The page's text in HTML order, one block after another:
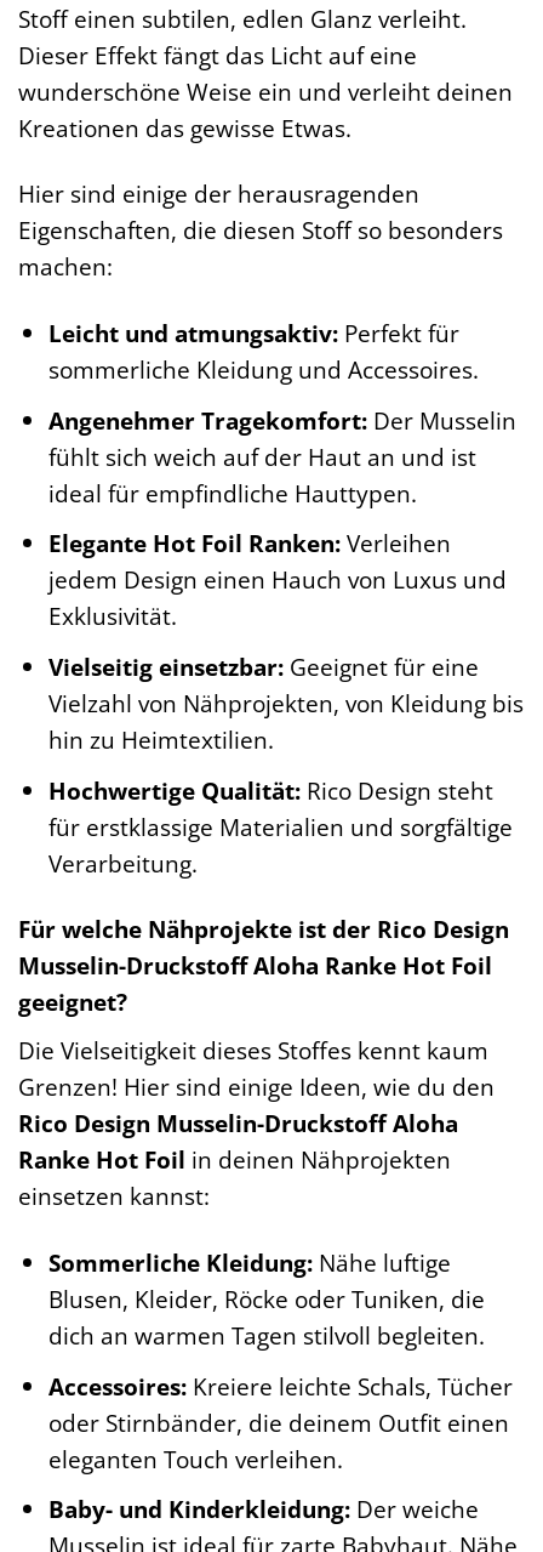
Stoff einen subtilen, edlen Glanz verleiht.
Dieser Effekt fängt das Licht auf eine
wunderschöne Weise ein und verleiht deinen
Kreationen das gewisse Etwas.
Hier sind einige der herausragenden
Eigenschaften, die diesen Stoff so besonders
machen:
Leicht und atmungsaktiv:Perfekt für
sommerliche Kleidung und Accessoires.
Angenehmer Tragekomfort:Der Musselin
fühlt sich weich auf der Haut an und ist
ideal für empfindliche Hauttypen.
Elegante Hot Foil Ranken:Verleihen
jedem Design einen Hauch von Luxus und
Exklusivität.
Vielseitig einsetzbar:Geeignet für eine
Vielzahl von Nähprojekten, von Kleidung bis
hin zu Heimtextilien.
Hochwertige Qualität:Rico Design steht
für erstklassige Materialien und sorgfältige
Verarbeitung.
Für welche Nähprojekte ist der Rico Design
Musselin-Druckstoff Aloha Ranke Hot Foil
geeignet?
Die Vielseitigkeit dieses Stoffes kennt kaum
Grenzen! Hier sind einige Ideen, wie du den
Rico Design Musselin-Druckstoff Aloha
Ranke Hot Foil in deinen Nähprojekten
einsetzen kannst:
Sommerliche Kleidung:Nähe luftige
Blusen, Kleider, Röcke oder Tuniken, die
dich an warmen Tagen stilvoll begleiten.
Accessoires:Kreiere leichte Schals, Tücher
oder Stirnbänder, die deinem Outfit einen
eleganten Touch verleihen.
Baby- und Kinderkleidung:Der weiche
Musselin ist ideal für zarte Babyhaut. Nähe